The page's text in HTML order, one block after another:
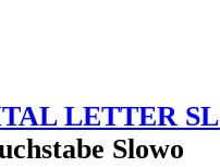
LETTER
Slowo